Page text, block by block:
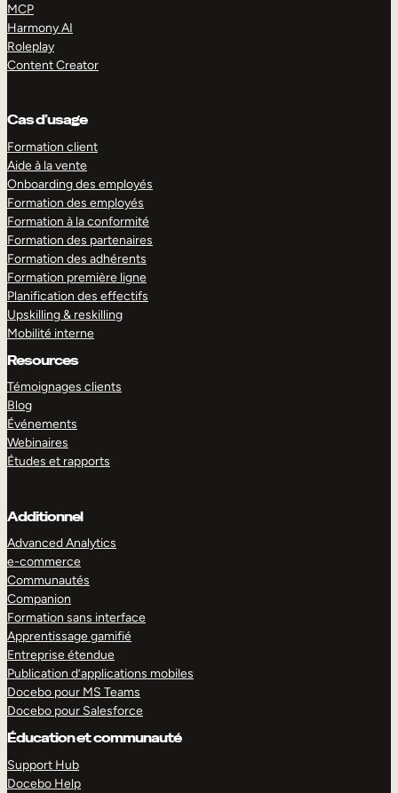
MCP
Harmony AI
Roleplay
Content Creator
Cas d’usage
Formation client
Aide à la vente
Onboarding des employés
Formation des employés
Formation à la conformité
Formation des partenaires
Formation des adhérents
Formation première ligne
Planification des effectifs
Upskilling & reskilling
Mobilité interne
Resources
Témoignages clients
Blog
Événements
Webinaires
Études et rapports
Additionnel
Advanced Analytics
e-commerce
Communautés
Companion
Formation sans interface
Apprentissage gamifié
Entreprise étendue
Publication d’applications mobiles
Docebo pour MS Teams
Docebo pour Salesforce
Éducation et communauté
Support Hub
Docebo Help